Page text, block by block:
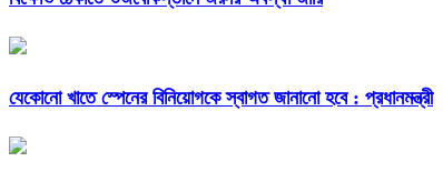
যেকোনো খাতে স্পেনের বিনিয়োগকে স্বাগত জানানো হবে : প্রধানমন্ত্রী